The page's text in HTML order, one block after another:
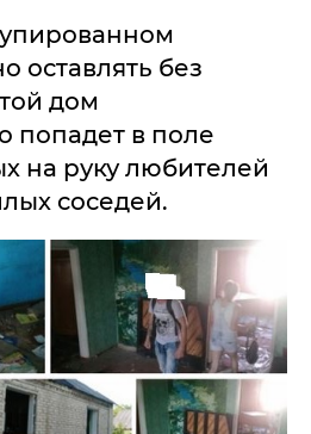
оставлять без
дом
попадет в поле
на руку любителей
соседей.